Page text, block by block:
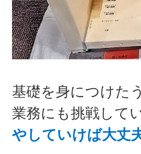
基礎を身につけた
業務にも挑戦して
やしていけば大丈